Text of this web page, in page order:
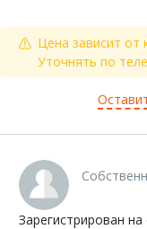
Цена зависит от
Уточнять по
Зарегистрирован